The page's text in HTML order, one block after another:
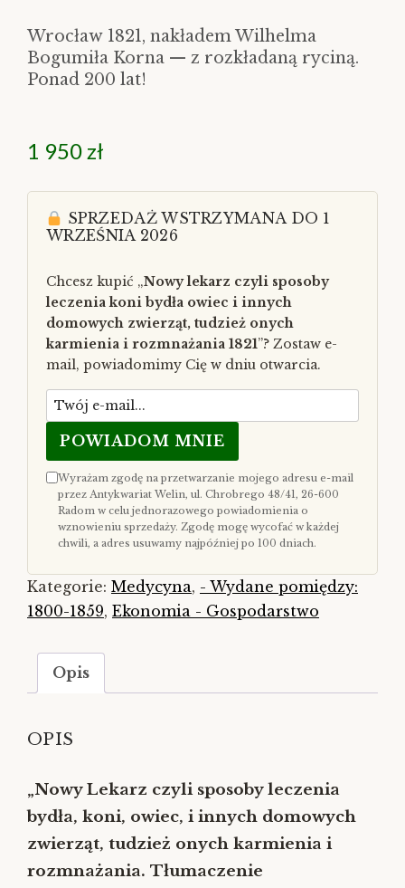
Wrocław 1821, nakładem Wilhelma
Bogumiła Korna — z rozkładaną ryciną.
Ponad 200 lat!
1 950zł
SPRZEDAŻ WSTRZYMANA DO 1
WRZEŚNIA 2026
Chcesz kupić „Nowy lekarz czyli sposoby
leczenia koni bydła owiec i innych
domowych zwierząt, tudzież onych
karmienia i rozmnażania 1821”? Zostaw e-
mail, powiadomimy Cię w dniu otwarcia.
POWIADOM MNIE
Wyrażam zgodę na przetwarzanie mojego adresu e-mail
przez Antykwariat Welin, ul. Chrobrego 48/41, 26-600
Radom w celu jednorazowego powiadomienia o
wznowieniu sprzedaży. Zgodę mogę wycofać w każdej
chwili, a adres usuwamy najpóźniej po 100 dniach.
Kategorie: Medycyna, - Wydane pomiędzy:
1800-1859, Ekonomia - Gospodarstwo
Opis
OPIS
„Nowy Lekarz czyli sposoby leczenia
bydła, koni, owiec, i innych domowych
zwierząt, tudzież onych karmienia i
rozmnażania. Tłumaczenie